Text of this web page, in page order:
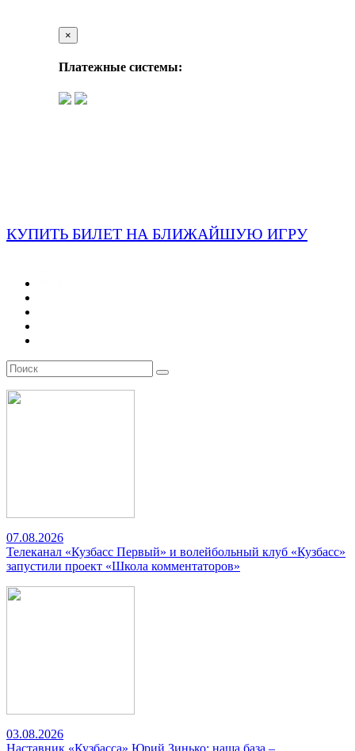
×
Платежные системы:
КУПИТЬ БИЛЕТ НА БЛИЖАЙШУЮ ИГРУ
07.08.2026
Телеканал «Кузбасс Первый» и волейбольный клуб «Кузбасс»
запустили проект «Школа комментаторов»
03.08.2026
Наставник «Кузбасса» Юрий Зинько: наша база –